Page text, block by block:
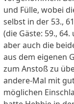
und Fülle, wobei
selbst in der 53.,
(die Gäste: 59.,
aber auch die
aus dem eigenen
zum Anstoß zu
andere-Mal mit
möglichen